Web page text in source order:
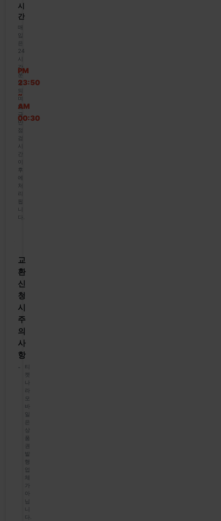
시
간
매
입
은
24
시
간
운
영
되
며
입
금
만
점
검
시
간
이
후
에
처
리
됩
니
다.
PM
23:50
~
AM
00:30
교
환
신
청
시
주
의
사
항
티
켓
나
라
모
바
일
은
상
품
권
발
행
업
체
가
아
닙
니
다.